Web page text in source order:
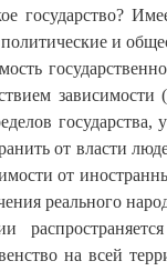
государство?
и
государства,
от власти
от
реального
на всей